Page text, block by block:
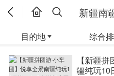
目的地 综合
【新疆
疆纯玩10